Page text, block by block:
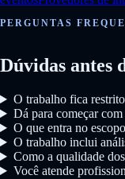
PERGUNTAS
Dúvidas antes
O trabalho fica
Dá para começar
O que entra no
O trabalho inclui
Como a qualidade
Você atende